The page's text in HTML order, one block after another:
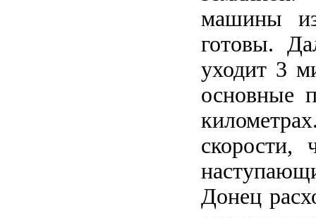
машины
готовы.
уходит 3
основные
Донец